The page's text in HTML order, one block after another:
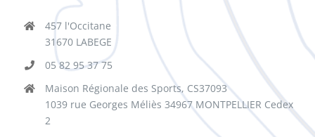
457 l'Occitane
31670 LABEGE
05 82 95 37 75
Maison Régionale des Sports, CS37093
1039 rue Georges Méliès 34967 MONTPELLIER Cedex
2